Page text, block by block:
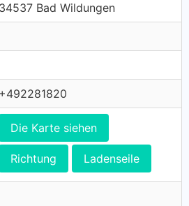
34537 Bad Wildungen
+492281820
Die Karte siehen
Richtung Ladenseile